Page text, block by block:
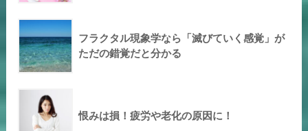
フラクタル現象学なら「滅びていく感覚」が
ただの錯覚だと分かる
恨みは損！疲労や老化の原因に！